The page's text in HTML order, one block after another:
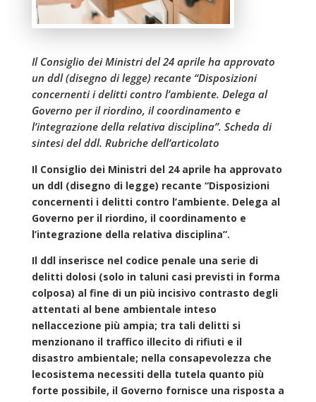
Il Consiglio dei Ministri del 24 aprile ha approvato
un ddl (disegno di legge) recante “Disposizioni
concernenti i delitti contro l’ambiente. Delega al
Governo per il riordino, il coordinamento e
l’integrazione della relativa disciplina”. Scheda di
sintesi del ddl. Rubriche dell’articolato
Il Consiglio dei Ministri del 24 aprile ha approvato
un ddl (disegno di legge) recante “Disposizioni
concernenti i delitti contro l’ambiente. Delega al
Governo per il riordino, il coordinamento e
l’integrazione della relativa disciplina”.
Il ddl inserisce nel codice penale una serie di
delitti dolosi (solo in taluni casi previsti in forma
colposa) al fine di un più incisivo contrasto degli
attentati al bene ambientale inteso
nellaccezione più ampia; tra tali delitti si
menzionano il traffico illecito di rifiuti e il
disastro ambientale; nella consapevolezza che
lecosistema necessiti della tutela quanto più
forte possibile, il Governo fornisce una risposta a